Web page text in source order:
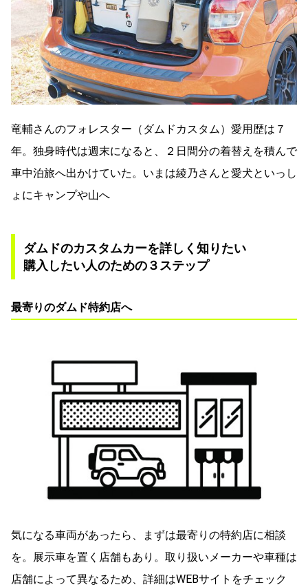
竜輔さんのフォレスター（ダムドカスタム）愛用歴は７
年。独身時代は週末になると、２日間分の着替えを積んで
車中泊旅へ出かけていた。いまは綾乃さんと愛犬といっし
ょにキャンプや山へ
ダムドのカスタムカーを詳しく知りたい
購入したい人のための３ステップ
最寄りのダムド特約店へ
気になる車両があったら、まずは最寄りの特約店に相談
を。展示車を置く店舗もあり。取り扱いメーカーや車種は
店舗によって異なるため、詳細はWEBサイトをチェック